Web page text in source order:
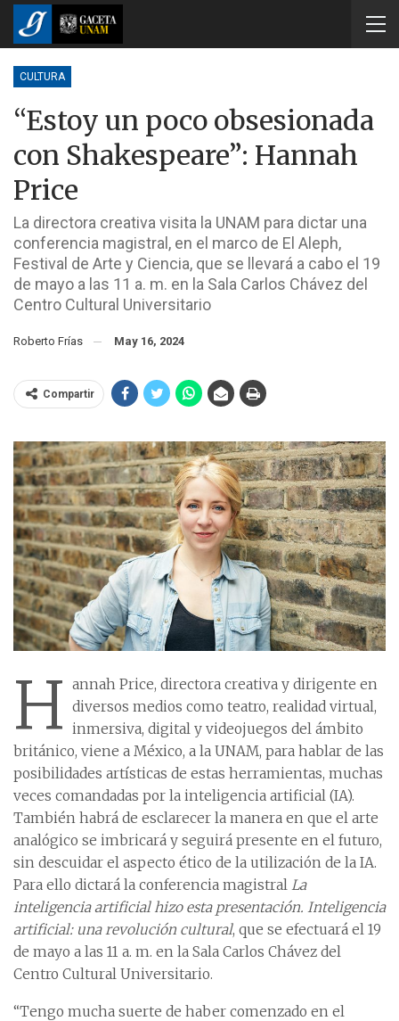
CULTURA
“Estoy un poco obsesionada
con Shakespeare”: Hannah
Price
La directora creativa visita la UNAM para dictar una
conferencia magistral, en el marco de El Aleph,
Festival de Arte y Ciencia, que se llevará a cabo el 19
de mayo a las 11 a. m. en la Sala Carlos Chávez del
Centro Cultural Universitario
Roberto Frías May 16, 2024
Compartir
H annah Price, directora creativa y dirigente en
diversos medios como teatro, realidad virtual,
inmersiva, digital y videojuegos del ámbito
británico, viene a México, a la UNAM, para hablar de las
posibilidades artísticas de estas herramientas, muchas
veces comandadas por la inteligencia artificial (IA).
También habrá de esclarecer la manera en que el arte
analógico se imbricará y seguirá presente en el futuro,
sin descuidar el aspecto ético de la utilización de la IA.
Para ello dictará la conferencia magistral La
inteligencia artificial hizo esta presentación. Inteligencia
artificial: una revolución cultural, que se efectuará el 19
de mayo a las 11 a. m. en la Sala Carlos Chávez del
Centro Cultural Universitario.
“Tengo mucha suerte de haber comenzado en el